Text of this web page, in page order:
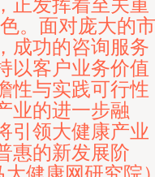
正发挥着至关重
。面对庞大的市
成功的咨询服务
以客户业务价值
性与实践可行性
业的进一步融
引领大健康产业
惠的新发展阶